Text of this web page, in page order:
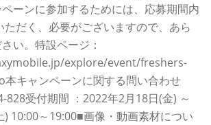
ーンに参加するためには、応募期間内
だく、必要がございますので、あら
い。特設ページ：
explore/event/freshers-
キャンペーンに関する問い合わせ
受付期間 ：2022年2月18日(金) ～
10:00～19:00■画像・動画素材につい